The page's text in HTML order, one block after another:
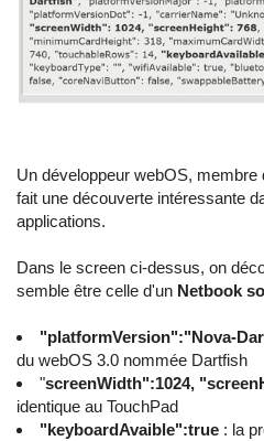
Un développeur webOS, membre
fait une découverte intéressante
applications.
Dans le screen ci-dessus, on
semble être celle d'un Netbook
"platformVersion":"Nova-
du webOS 3.0 nommée Dartfish
"screenWidth":1024,
identique au TouchPad
"keyboardAvaible":true : la